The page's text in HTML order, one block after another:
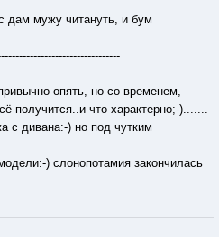
дам мужу читануть, и бум
опять, но со временем,
получится..и что характерно;-).......
с дивана:-) но под чутким
) слонопотамия закончилась